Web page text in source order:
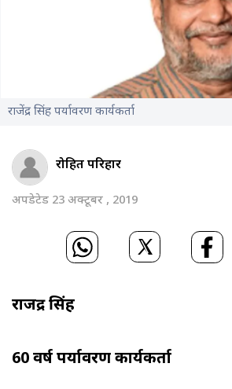
राजेंद्र सिंह पर्यावरण कार्यकर्ता
रोहित परिहार
अपडेटेड 23 अक्टूबर , 2019
राजेंद्र सिंह
60 वर्ष पर्यावरण कार्यकर्ता